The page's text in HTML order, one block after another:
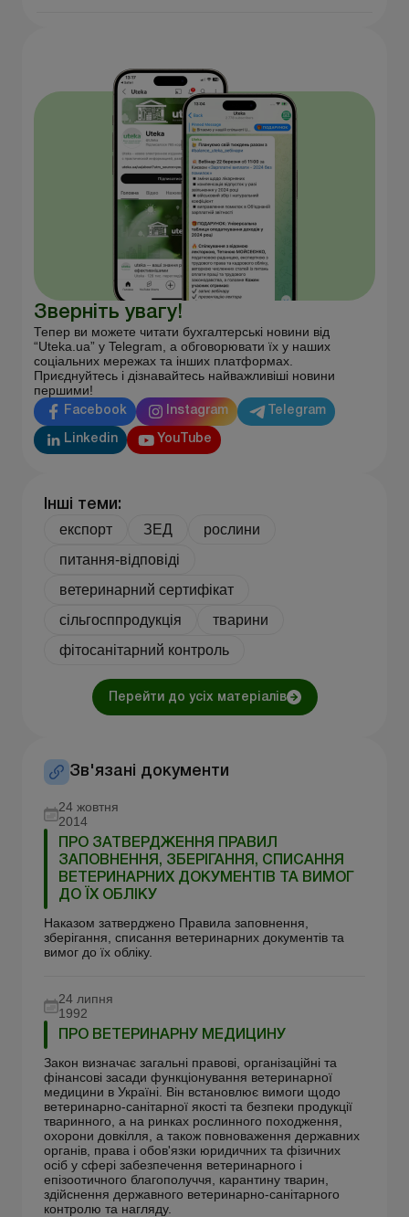
Зверніть увагу!
Тепер ви можете читати бухгалтерські новини від
“Uteka.ua” у Telegram, а обговорювати їх у наших
соціальних мережах та інших платформах.
Приєднуйтесь і дізнавайтесь найважливіші новини
першими!
Facebook Instagram Telegram
Linkedin YouTube
Інші теми:
експорт ЗЕД
рослини
питання-відповіді
ветеринарний сертифікат
сільгосппродукція
тварини
фітосанітарний контроль
Перейти до усіх матеріалів
Зв'язані документи
24 жовтня
2014
ПРО ЗАТВЕРДЖЕННЯ ПРАВИЛ
ЗАПОВНЕННЯ, ЗБЕРІГАННЯ, СПИСАННЯ
ВЕТЕРИНАРНИХ ДОКУМЕНТІВ ТА ВИМОГ
ДО ЇХ ОБЛІКУ
Наказом затверджено Правила заповнення,
зберігання, списання ветеринарних документів та
вимог до їх обліку.
24 липня
1992
ПРО ВЕТЕРИНАРНУ МЕДИЦИНУ
Закон визначає загальні правові, організаційні та
фінансові засади функціонування ветеринарної
медицини в Україні. Він встановлює вимоги щодо
ветеринарно-санітарної якості та безпеки продукції
тваринного, а на ринках рослинного походження,
охорони довкілля, а також повноваження державних
органів, права і обов'язки юридичних та фізичних
осіб у сфері забезпечення ветеринарного і
епізоотичного благополуччя, карантину тварин,
здійснення державного ветеринарно-санітарного
контролю та нагляду.